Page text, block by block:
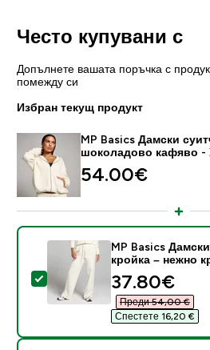
Често купувани с
Допълнете вашата поръчка с
помежду си
Избран текущ продукт
MP Basics Дамски
шоколадово кафяво -
54.00€‎
Select this product - MP
MP Basics
кройка – нежно
discounted
37.80€‎
Преди 54,00 €‎
Спестете 16,20 €‎